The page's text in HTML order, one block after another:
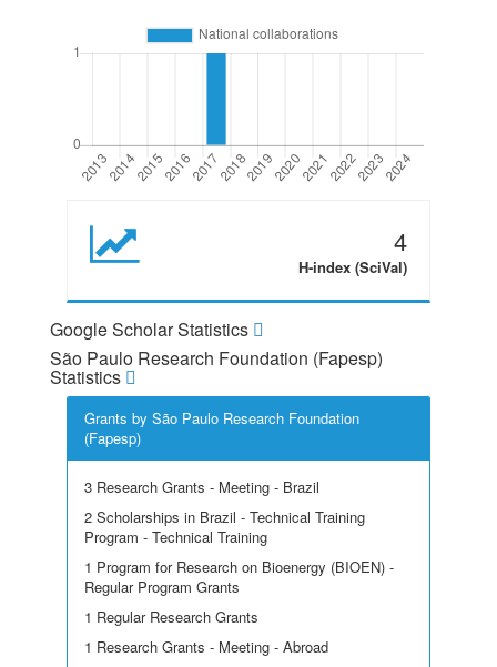
4
H-index (SciVal)
Google Scholar Statistics
São Paulo Research Foundation (Fapesp)
Statistics
Grants by São Paulo Research Foundation
(Fapesp)
3 Research Grants - Meeting - Brazil
2 Scholarships in Brazil - Technical Training
Program - Technical Training
1 Program for Research on Bioenergy (BIOEN) -
Regular Program Grants
1 Regular Research Grants
1 Research Grants - Meeting - Abroad